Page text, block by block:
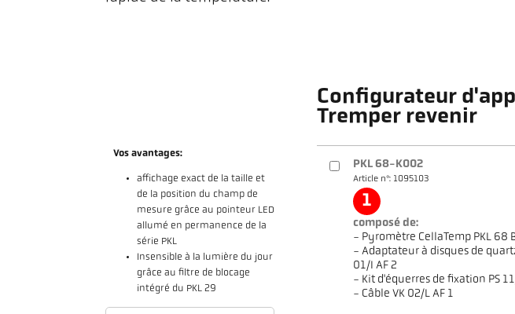
Configurateur
Tremper revenir
Vos avantages:
affichage exact de la taille et
de la position du champ de
mesure grâce au pointeur LED
allumé en permanence de la
série PKL
Insensible à la lumière du jour
grâce au filtre de blocage
intégré du PKL 29
PKL 68-K002
Article n°: 1095103
1
composé de:
- Pyromètre CellaTemp PKL 68
- Adaptateur à disques de
01/I AF 2
- Kit d'équerres de fixation PS
- Câble VK 02/L AF 1